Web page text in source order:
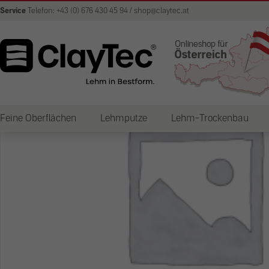
Service Telefon: +43 (0) 676 430 45 94 / shop@claytec.at
Feine Oberflächen Lehmputze Lehm-Trockenbau